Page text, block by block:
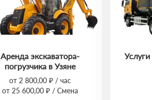
Аренда экскаватора-
погрузчика в Узяне
от 2 800,00 ₽ / час
от 25 600,00 ₽ / Смена